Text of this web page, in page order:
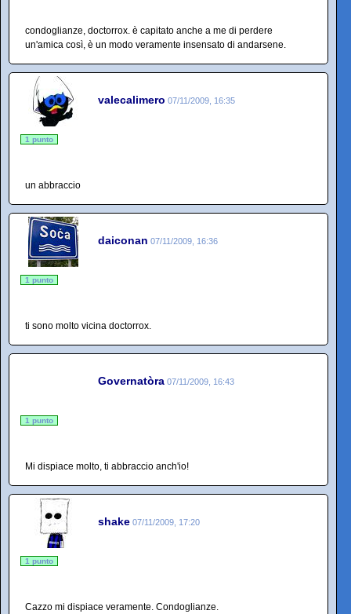
condoglianze, doctorrox. è capitato anche a me di perdere
un'amica così, è un modo veramente insensato di andarsene.
valecalimero 07/11/2009, 16:35
1 punto
un abbraccio
daiconan 07/11/2009, 16:36
1 punto
ti sono molto vicina doctorrox.
Governatòra 07/11/2009, 16:43
1 punto
Mi dispiace molto, ti abbraccio anch'io!
shake 07/11/2009, 17:20
1 punto
Cazzo mi dispiace veramente. Condoglianze.